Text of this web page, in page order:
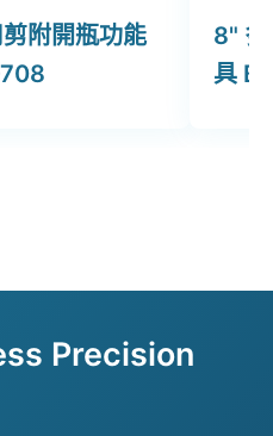
附開瓶功能
8"
具
Precision